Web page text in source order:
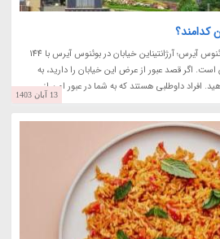
کدامند؟
وسیع ترین: خیابان نهم جولای در بوئنوس آیرس؛ آرژانتیناین خیابان در بوئنوس آیرس با 144
است. اگر قصد عبور از عرض این خیابان را دارید، به
افراد داوطلبی هستند که به شما در عبور امن از...
13 آبان 1403